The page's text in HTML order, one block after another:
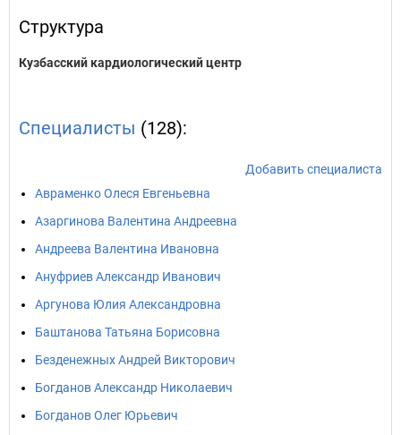
Структура
Кузбасский кардиологический центр
Специалисты (128):
Добавить специалиста
Авраменко Олеся Евгеньевна
Азаргинова Валентина Андреевна
Андреева Валентина Ивановна
Ануфриев Александр Иванович
Аргунова Юлия Александровна
Баштанова Татьяна Борисовна
Безденежных Андрей Викторович
Богданов Александр Николаевич
Богданов Олег Юрьевич